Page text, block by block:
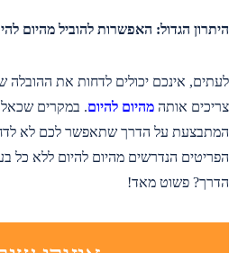
היתרון הגדול: האפשרות להוביל מהיום
לעתים, אינכם יכולים לדחות את
צריכים אותה מהיום להיום. במקרים
המתבצעת על הדרך שתאפשר לכם לא
הפריטים הנדרשים מהיום להיום ללא כל
הדרך? פשוט מאד!